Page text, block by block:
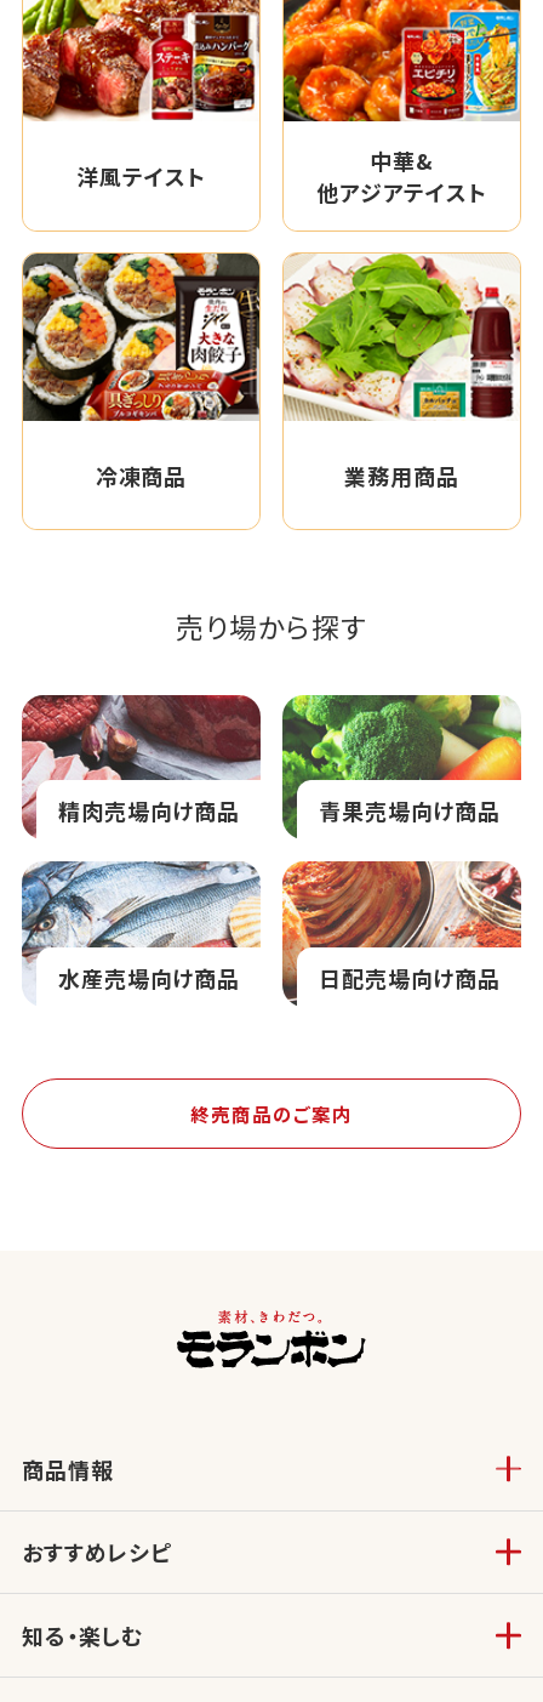
洋風テイスト
中華&
他アジアテイスト
冷凍商品 業務用商品
売り場から探す
精肉売場向け商品 青果売場向け商品
水産売場向け商品 日配売場向け商品
終売商品のご案内
商品情報
おすすめレシピ
知る・楽しむ